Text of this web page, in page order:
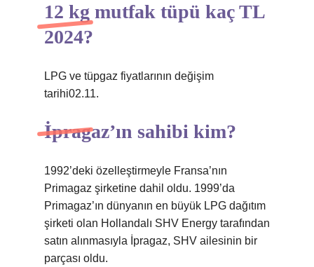
12 kg mutfak tüpü kaç TL
2024?
LPG ve tüpgaz fiyatlarının değişim
tarihi02.11.
İpragaz’ın sahibi kim?
1992’deki özelleştirmeyle Fransa’nın
Primagaz şirketine dahil oldu. 1999’da
Primagaz’ın dünyanın en büyük LPG dağıtım
şirketi olan Hollandalı SHV Energy tarafından
satın alınmasıyla İpragaz, SHV ailesinin bir
parçası oldu.